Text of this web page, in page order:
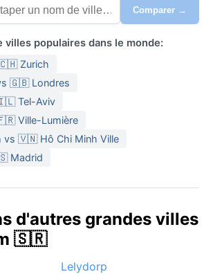
Comparer →
villes populaires dans le monde:
Zurich
🇬🇧 Londres
Tel-Aviv
Ville-Lumière
🇻🇳 Hô Chi Minh Ville
Madrid
d'autres grandes villes
🇸🇷
Lelydorp